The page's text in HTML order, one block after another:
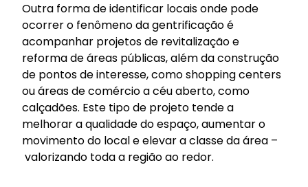
Outra forma de identificar locais onde pode
ocorrer o fenômeno da gentrificação é
acompanhar projetos de revitalização e
reforma de áreas públicas, além da construção
de pontos de interesse, como shopping centers
ou áreas de comércio a céu aberto, como
calçadões. Este tipo de projeto tende a
melhorar a qualidade do espaço, aumentar o
movimento do local e elevar a classe da área –
valorizando toda a região ao redor.